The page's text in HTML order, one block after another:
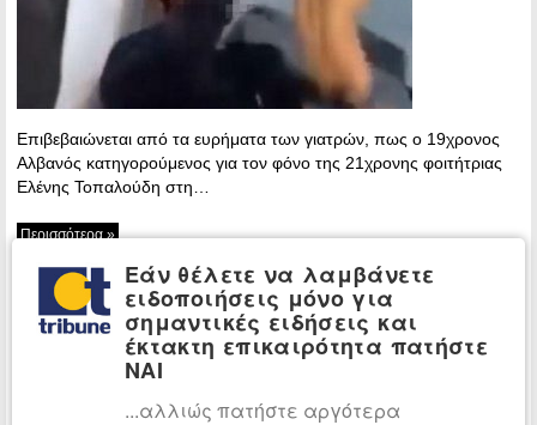
Επιβεβαιώνεται από τα ευρήματα των γιατρών, πως ο 19χρονος
Αλβανός κατηγορούμενος για τον φόνο της 21χρονης φοιτήτριας
Ελένης Τοπαλούδη στη…
Περισσότερα »
ΕΓΚΛΗΜΑ
Ο 19χρονος Αλβανός υποστηρίζει
ότι τον βίασαν στη φυλακή – «Ξύπνησα
χωρίς το παντελόνι μου»
Εάν θέλετε να λαμβάνετε
ειδοποιήσεις μόνο για
σημαντικές ειδήσεις και
έκτακτη επικαιρότητα πατήστε
ΝΑΙ
...αλλιώς πατήστε αργότερα